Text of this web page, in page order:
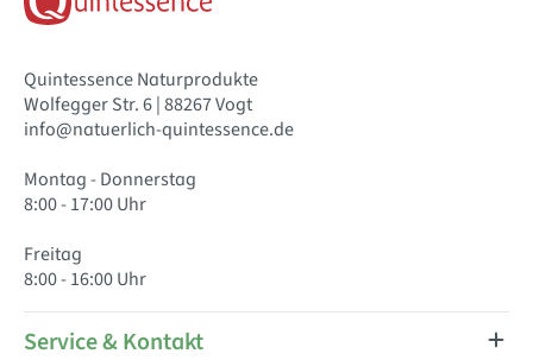
Quintessence Naturprodukte
Wolfegger Str. 6 | 88267 Vogt
info@natuerlich-quintessence.de
Montag - Donnerstag
8:00 - 17:00 Uhr
Freitag
8:00 - 16:00 Uhr
Service & Kontakt